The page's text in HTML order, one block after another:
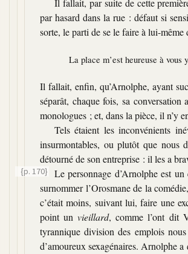
Il fallait, par suite de cette
par hasard dans la rue : défaut si
sorte, le parti de se le faire à lui-même
La place m’est heureuse à vous
Il fallait, enfin, qu’Arnolphe, ayant
séparât, chaque fois, sa conversation
monologues ; et, dans la pièce, il n’y
Tels étaient les inconvénients
insurmontables, ou plutôt que nous
détourné de son entreprise : il les a
Le personnage d’Arnolphe est
{p. 170}
surnommer l’Orosmane de la
c’était moins, suivant lui, faire une
point unvieillard, comme l’ont dit
tyrannique division des emplois
d’amoureux sexagénaires. Arnolphe